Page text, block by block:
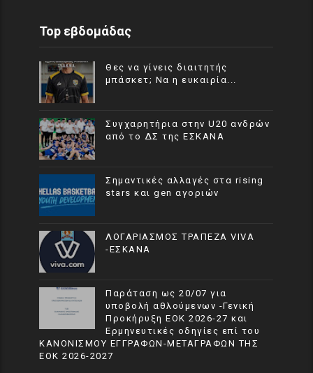
Top εβδομάδας
Θες να γίνεις διαιτητής
μπάσκετ; Να η ευκαιρία...
Συγχαρητήρια στην U20 ανδρών
από το ΔΣ της ΕΣΚΑΝΑ
Σημαντικές αλλαγές στα rising
stars και gen αγοριών
ΛΟΓΑΡΙΑΣΜΟΣ ΤΡΑΠΕΖΑ VIVA
-ΕΣΚΑΝΑ
Παράταση ως 20/07 για
υποβολή αθλούμενων -Γενική
Προκήρυξη ΕΟΚ 2026-27 και
Ερμηνευτικές οδηγίες επί του
ΚΑΝΟΝΙΣΜΟΥ ΕΓΓΡΑΦΩΝ-ΜΕΤΑΓΡΑΦΩΝ ΤΗΣ
ΕΟΚ 2026-2027